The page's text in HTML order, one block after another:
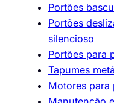
Portões
Portões
silencioso
Portões para
Tapumes
Motores para